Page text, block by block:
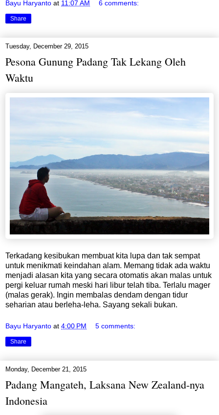
Bayu Haryanto at 11:07 AM 6 comments:
Share
Tuesday, December 29, 2015
Pesona Gunung Padang Tak Lekang Oleh
Waktu
Terkadang kesibukan membuat kita lupa dan tak sempat
untuk menikmati keindahan alam. Memang tidak ada waktu
menjadi alasan kita yang secara otomatis akan malas untuk
pergi keluar rumah meski hari libur telah tiba. Terlalu mager
(malas gerak). Ingin membalas dendam dengan tidur
seharian atau berleha-leha. Sayang sekali bukan.
Bayu Haryanto at 4:00 PM 5 comments:
Share
Monday, December 21, 2015
Padang Mangateh, Laksana New Zealand-nya
Indonesia